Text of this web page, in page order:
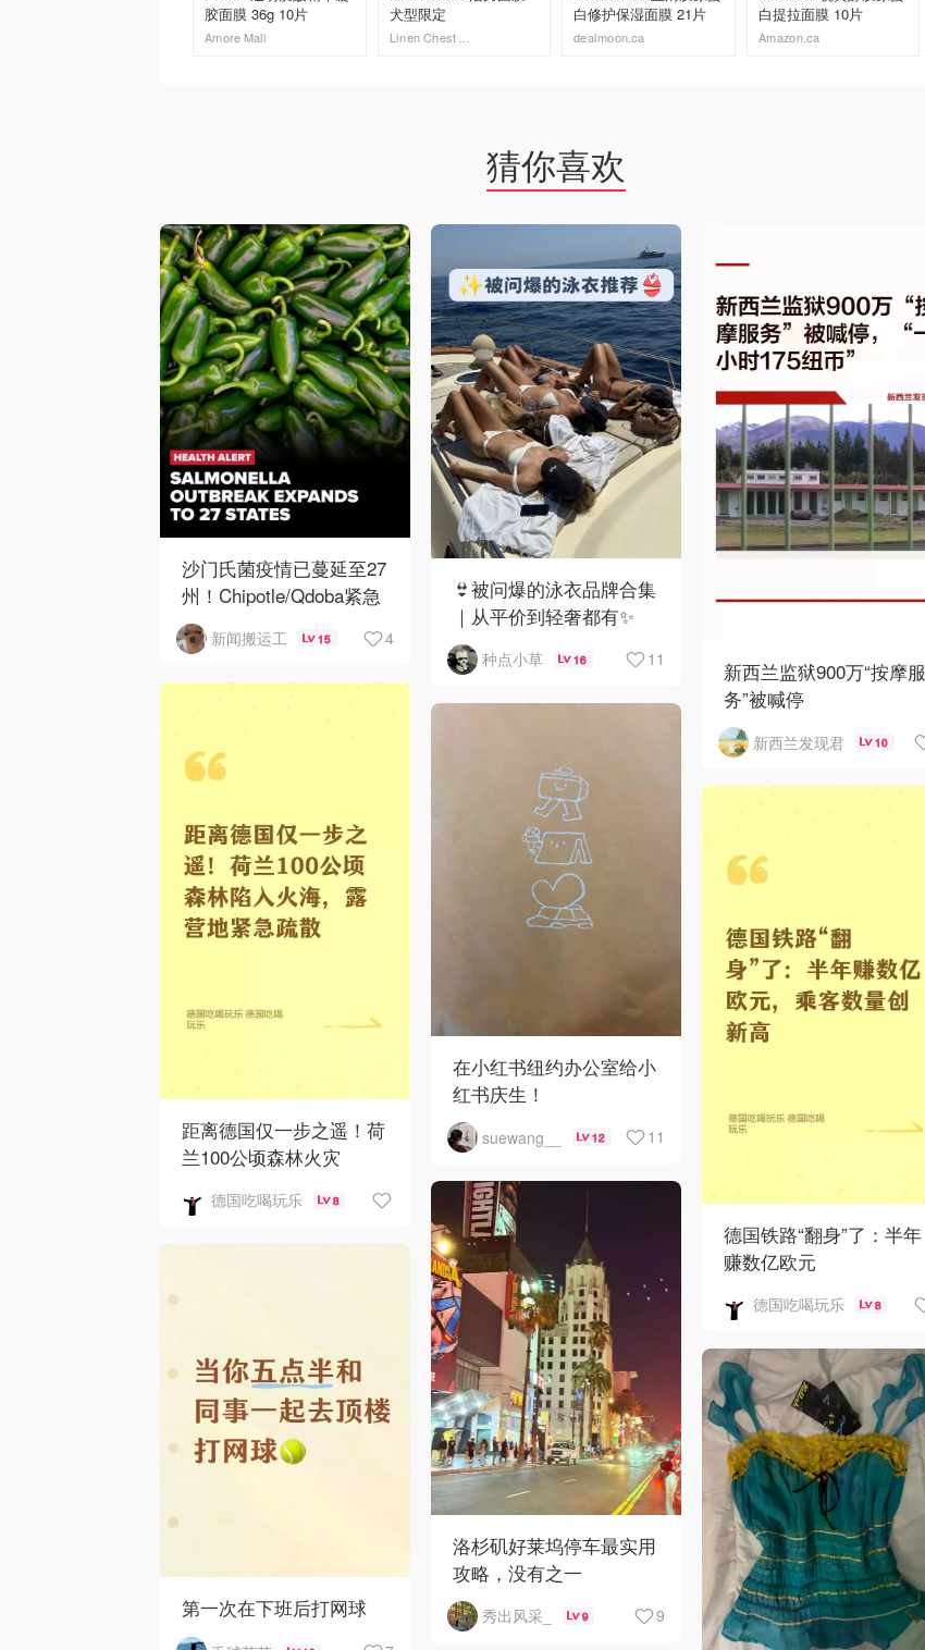
胶面膜 36g 10片
Amore Mall
犬型限定
白修护保湿面膜 21片
dealmoon.ca
白提拉面膜 10片
Amazon.ca
猜你喜欢
沙门氏菌疫情已蔓延至27
州！Chipotle/Qdoba紧急
下架辣椒
新闻搬运工 15 4
👙被问爆的泳衣品牌合集
｜从平价到轻奢都有✨
种点小草 16 11
新西兰监狱900万“按摩服
务”被喊停
新西兰发现君 10
距离德国仅一步之遥！荷
兰100公顷森林火灾
德国吃喝玩乐 8
在小红书纽约办公室给小
红书庆生！
suewang__ 12 11
德国铁路“翻身”了：半年
赚数亿欧元
德国吃喝玩乐 8
洛杉矶好莱坞停车最实用
攻略，没有之一
秀出风采_ 9 9
第一次在下班后打网球